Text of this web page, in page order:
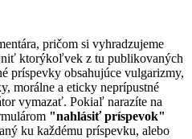
pričom si vyhradzujeme
ktorýkoľvek z tu publikovaných
príspevky obsahujúce vulgarizmy,
morálne a eticky neprípustné
vymazať. Pokiaľ narazíte na
"nahlásiť príspevok"
ku každému príspevku, alebo